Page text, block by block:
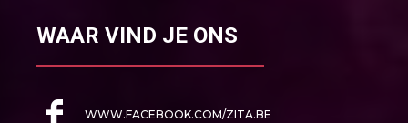
WAAR VIND JE ONS
WWW.FACEBOOK.COM/ZITA.BE